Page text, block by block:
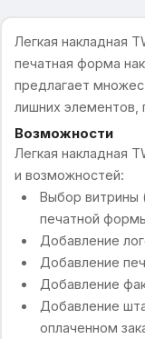
Легкая накладная
печатная форма
предлагает
лишних элементов,
Возможности
Легкая накладная
и возможностей:
Выбор витрины
печатной
Добавление
Добавление
Добавление
Добавление
оплаченном